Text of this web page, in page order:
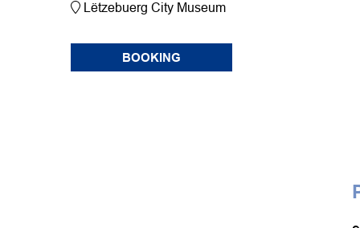
Lëtzebuerg City Museum
BOOKING